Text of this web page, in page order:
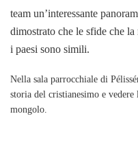
team un’interessante
dimostrato che le sfide che
i paesi sono simili.
Nella sala parrocchiale di
storia del cristianesimo e
mongolo.